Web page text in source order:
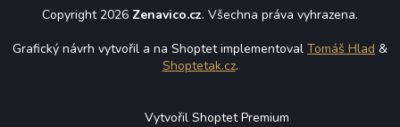
Copyright 2026 Zenavico.cz. Všechna práva vyhrazena.
Grafický návrh vytvořil a na Shoptet implementoval Tomáš Hlad &
Shoptetak.cz.
Vytvořil Shoptet Premium